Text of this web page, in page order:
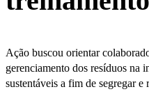
Ação buscou orientar
gerenciamento dos resíduos na
sustentáveis a fim de segregar